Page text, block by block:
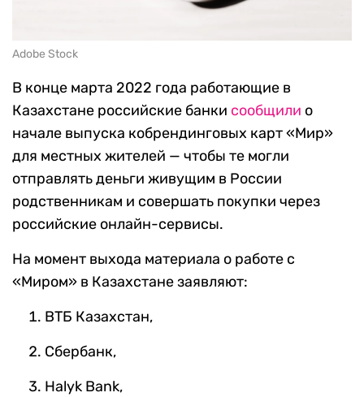
Adobe Stock
В конце марта 2022 года работающие в
Казахстане российские банки сообщили о
начале выпуска кобрендинговых карт «Мир»
для местных жителей — чтобы те могли
отправлять деньги живущим в России
родственникам и совершать покупки через
российские онлайн-сервисы.
На момент выхода материала о работе с
«Миром» в Казахстане заявляют:
ВТБ Казахстан,
Сбербанк,
Halyk Bank,